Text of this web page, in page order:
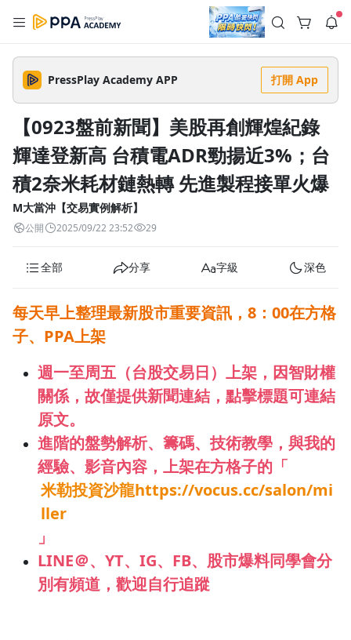
註冊領取 上千元優惠券！
公告
🌞 PPA 避暑津貼．冷氣房升級｜期間快閃活動
🥵 酷暑限時快閃｜單筆滿 NT$2,500 現折 NT$300、再贈最高
2% 點數回饋！🚀 酷暑來襲．偷偷在冷氣房升級 📈⭐️ 【冷氣房
進修 限時開跑】◾單筆滿 NT$2,500 現折 NT$300◾活動期間：
即日起 - 8/13（只有一週）-📣 酷暑季好康 \ 再加碼 /→ 點數回饋
無上限🔥購買任一課程 or 訂閱✅ 消費即享回饋 1% 點數✅ 滿
$5,000 回饋 2% 點數🎁 此為 PPA 官方帳號 Line@ 專屬活動，加
入好友👉 享有「渠道專屬活動」及「個人化推播」！
4 天前
查看全部
PressPlay Academy APP 打開 App
【0923盤前新聞】美股再創輝煌紀錄
輝達登新高 台積電ADR勁揚近3%；台
積2奈米耗材鏈熱轉 先進製程接單火爆
M大當沖【交易實例解析】
公開 2025/09/22 23:52 29
全部 分享 字級 深色
每天早上整理最新股市重要資訊， 8：00在方格
子、PPA上架
週一至周五（台股交易日）上架， 因智財權
關係，故僅提供新聞連結 ，點擊標題可連結
原文。
進階的盤勢解析、籌碼、技術教學，與我的
經驗、影音內容 ，上架在方格子的「
米勒投資沙龍https://vocus.cc/salon/mi
ller
」
LINE＠、YT、IG、FB、股市爆料同學會分
別有頻道，歡迎自行追蹤
--:-- --:--
1.0x
1.75x
1.5x
1.0x
0.75x
追蹤列表
沒有播放清單
返回播放器
清除全部